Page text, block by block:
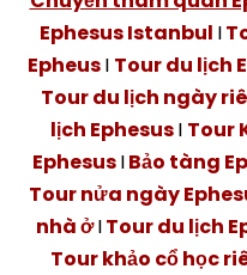
Ephesus Istanbul I
EpheusI Tour du lịch
Tour du lịch ngày
lịch EphesusI Tour
EphesusIBảo tàng
Tour nửa ngày
nhà ởITour du lịch
Tour khảo cổ học